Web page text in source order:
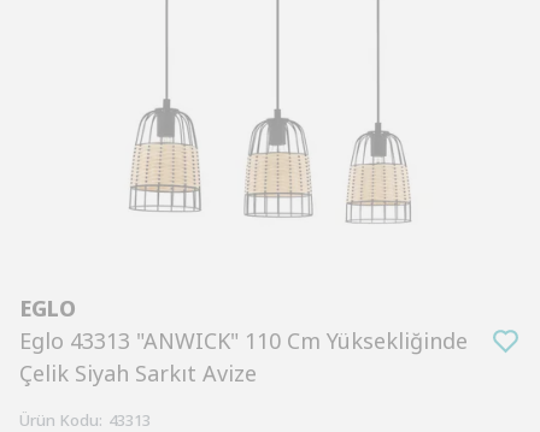
EGLO
Eglo 43313 "ANWICK" 110 Cm Yüksekliğinde
Çelik Siyah Sarkıt Avize
Ürün Kodu: 43313